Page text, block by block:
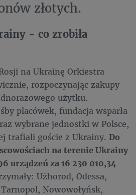
złotych.
- co zrobiła
na Ukrainę Orkiestra
rozpoczynając zakupy
użytku.
placówek, fundacja wsparła
wybrane jednostki w Polsce,
trafiali goście z Ukrainy. Do
na terenie Ukrainy
urządzeń za 16 230 010,34
Użhorod, Odessa,
Nowowołyńsk,